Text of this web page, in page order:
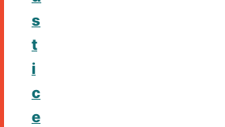
s
t
i
c
e